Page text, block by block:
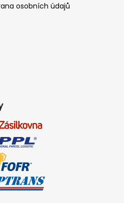
osobních údajů